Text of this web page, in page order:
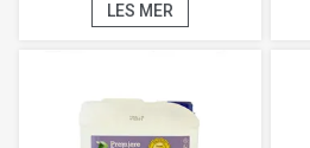
LES MER